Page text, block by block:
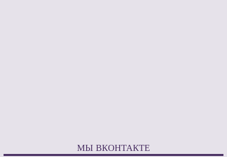
МЫ ВКОНТАКТЕ